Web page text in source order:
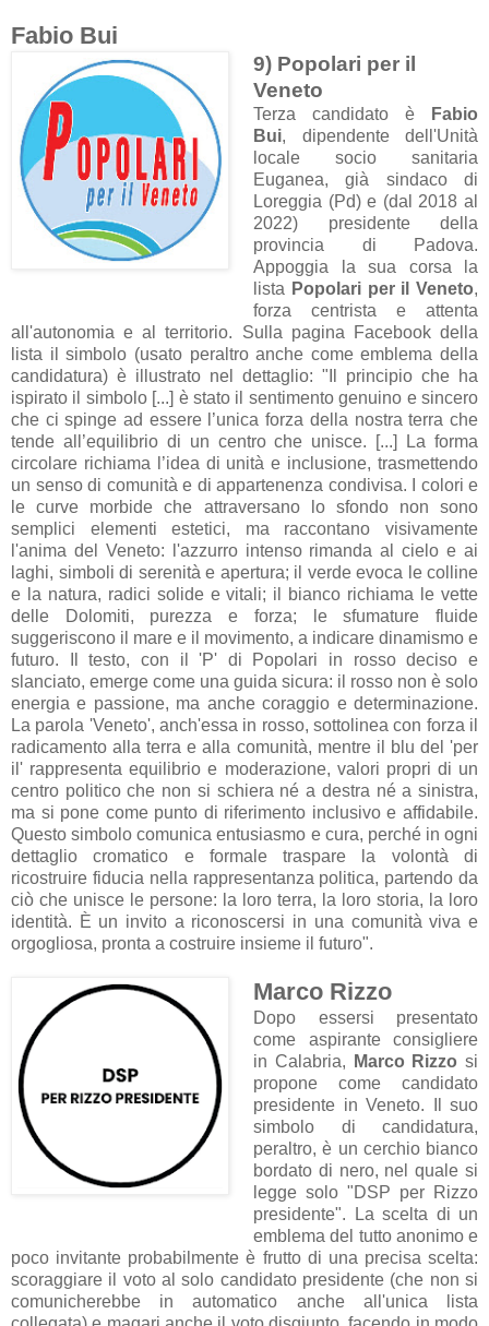
Fabio Bui
9) Popolari per il
Veneto
Terza candidato è
Fabio
Bui, dipendente dell'Unità
locale socio sanitaria
Euganea, già sindaco di
Loreggia (Pd) e (dal 2018 al
2022) presidente della
provincia di Padova.
Appoggia la sua corsa la
lista Popolari per il Veneto,
forza centrista e attenta
all'autonomia e al territorio. Sulla pagina Facebook della
lista il simbolo (usato peraltro anche come emblema della
candidatura) è illustrato nel dettaglio: "Il principio che ha
ispirato il simbolo [...] è stato il sentimento genuino e sincero
che ci spinge ad essere l’unica forza della nostra terra che
tende all’equilibrio di un centro che unisce. [...] La forma
circolare richiama l’idea di unità e inclusione, trasmettendo
un senso di comunità e di appartenenza condivisa. I colori e
le curve morbide che attraversano lo sfondo non sono
semplici elementi estetici, ma raccontano visivamente
l'anima del Veneto: l'azzurro intenso rimanda al cielo e ai
laghi, simboli di serenità e apertura; il verde evoca le colline
e la natura, radici solide e vitali; il bianco richiama le vette
delle Dolomiti, purezza e forza; le sfumature fluide
suggeriscono il mare e il movimento, a indicare dinamismo e
futuro. Il testo, con il 'P' di Popolari in rosso deciso e
slanciato, emerge come una guida sicura: il rosso non è solo
energia e passione, ma anche coraggio e determinazione.
La parola 'Veneto', anch'essa in rosso, sottolinea con forza il
radicamento alla terra e alla comunità, mentre il blu del 'per
il' rappresenta equilibrio e moderazione, valori propri di un
centro politico che non si schiera né a destra né a sinistra,
ma si pone come punto di riferimento inclusivo e affidabile.
Questo simbolo comunica entusiasmo e cura, perché in ogni
dettaglio cromatico e formale traspare la volontà di
ricostruire fiducia nella rappresentanza politica, partendo da
ciò che unisce le persone: la loro terra, la loro storia, la loro
identità. È un invito a riconoscersi in una comunità viva e
orgogliosa, pronta a costruire insieme il futuro".
Marco Rizzo
Dopo essersi presentato
come aspirante consigliere
in Calabria,
Marco Rizzo si
propone come candidato
presidente in Veneto. Il suo
simbolo di candidatura,
peraltro, è un cerchio bianco
bordato di nero, nel quale si
legge solo "DSP per Rizzo
presidente". La scelta di un
emblema del tutto anonimo e
poco invitante probabilmente è frutto di una precisa scelta:
scoraggiare il voto al solo candidato presidente (che non si
comunicherebbe in automatico anche all'unica lista